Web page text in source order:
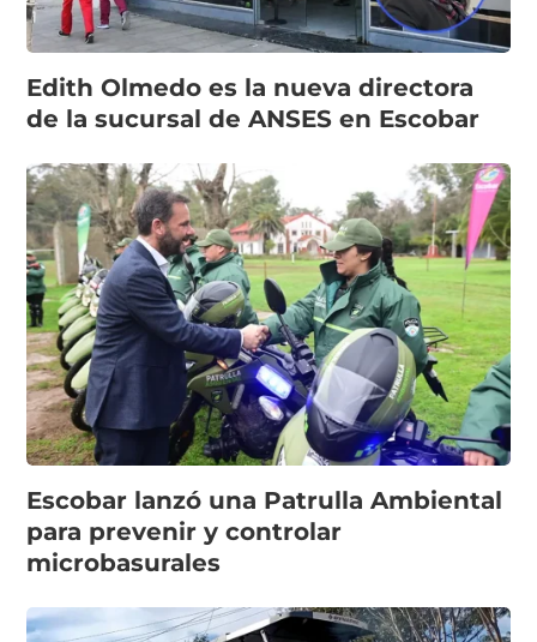
Edith Olmedo es la nueva directora
de la sucursal de ANSES en Escobar
Escobar lanzó una Patrulla Ambiental
para prevenir y controlar
microbasurales